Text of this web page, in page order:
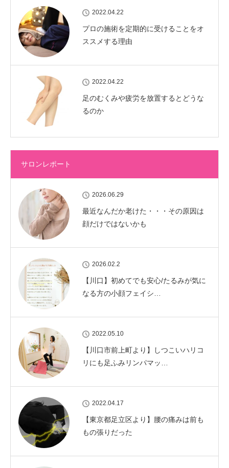
2022.04.22
プロの施術を定期的に受けることをオ
ススメする理由
2022.04.22
足のむくみや疲労を放置するとどうな
るのか
サロンレポート
2026.06.29
最近なんだか老けた・・・その原因は
顔だけではないかも
2026.02.2
【川口】初めてでも安心/たるみが気に
なる方の小顔フェイシ…
2022.05.10
【川口市前上町より】しつこいハリコ
リにも足ふみリンパマッ…
2022.04.17
【東京都足立区より】腰の痛みは前も
もの張りだった